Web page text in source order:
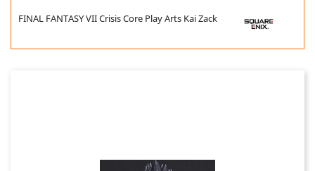
FINAL FANTASY VII Crisis Core Play Arts Kai Zack